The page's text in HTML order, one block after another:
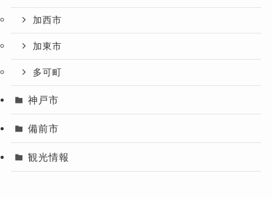
加西市
加東市
多可町
神戸市
備前市
観光情報